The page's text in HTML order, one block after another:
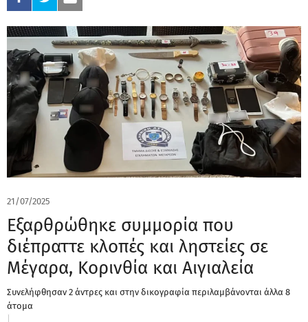
21/07/2025
Εξαρθρώθηκε συμμορία που
διέπραττε κλοπές και ληστείες σε
Μέγαρα, Κορινθία και Αιγιαλεία
Συνελήφθησαν 2 άντρες και στην δικογραφία περιλαμβάνονται άλλα 8
άτομα